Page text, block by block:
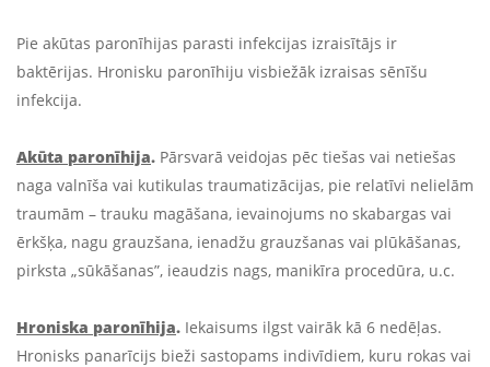
Pie akūtas paronīhijas parasti infekcijas izraisītājs ir
baktērijas. Hronisku paronīhiju visbiežāk izraisas sēnīšu
infekcija.
Akūta paronīhija. Pārsvarā veidojas pēc tiešas vai netiešas
naga valnīša vai kutikulas traumatizācijas, pie relatīvi nelielām
traumām – trauku magāšana, ievainojums no skabargas vai
ērkšķa, nagu grauzšana, ienadžu grauzšanas vai plūkāšanas,
pirksta „sūkāšanas”, ieaudzis nags, manikīra procedūra, u.c.
Hroniska paronīhija. Iekaisums ilgst vairāk kā 6 nedēļas.
Hronisks panarīcijs bieži sastopams indivīdiem, kuru rokas vai